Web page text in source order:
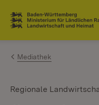
Zum Inhalt
Link zur Startseite
Mediathek
Regionale